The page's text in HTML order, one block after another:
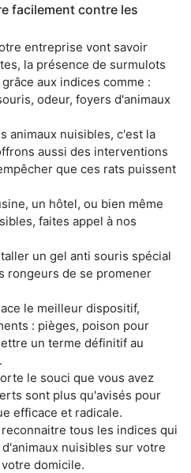
facilement contre les
entreprise vont savoir
la présence de surmulots
aux indices comme :
odeur, foyers d'animaux
animaux nuisibles, c'est la
aussi des interventions
que ces rats puissent
un hôtel, ou bien même
faites appel à nos
un gel anti souris spécial
rongeurs de se promener
le meilleur dispositif,
: pièges, poison pour
un terme définitif au
le souci que vous avez
sont plus qu'avisés pour
efficace et radicale.
tous les indices qui
nuisibles sur votre
domicile.